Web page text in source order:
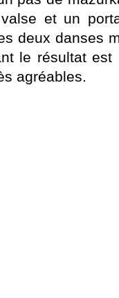
et un
deux danses
le résultat est
agréables.